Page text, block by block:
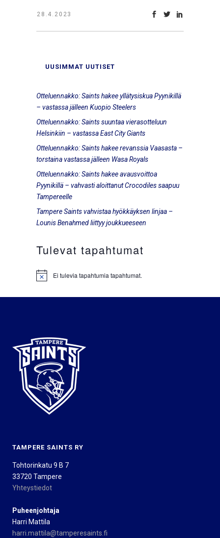
28.4.2023
UUSIMMAT UUTISET
Otteluennakko: Saints hakee yllätysiskua Pyynikillä
– vastassa jälleen Kuopio Steelers
Otteluennakko: Saints suuntaa vierasotteluun
Helsinkiin – vastassa East City Giants
Otteluennakko: Saints hakee revanssia Vaasasta –
torstaina vastassa jälleen Wasa Royals
Otteluennakko: Saints hakee avausvoittoa
Pyynikillä – vahvasti aloittanut Crocodiles saapuu
Tampereelle
Tampere Saints vahvistaa hyökkäyksen linjaa –
Lounis Benahmed liittyy joukkueeseen
Tulevat tapahtumat
Notice Ei tulevia tapahtumia tapahtumat.
TAMPERE SAINTS RY
Tohtorinkatu 9 B 7
33720 Tampere
Yhteystiedot
Puheenjohtaja
Harri Mattila
harri.mattila@tamperesaints.fi